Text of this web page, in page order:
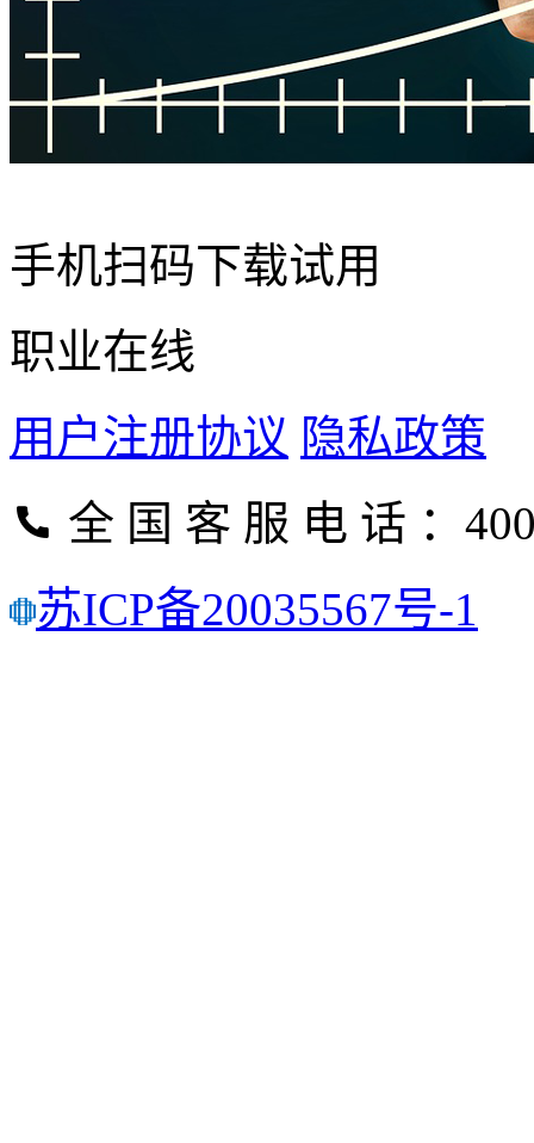
手机扫码下载试用
职业在线
用户注册协议 隐私政策
全 国 客 服 电 话 ：
苏ICP备20035567号-1